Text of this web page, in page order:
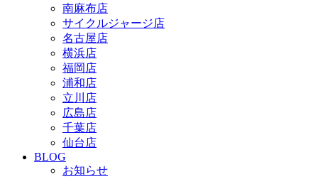
南麻布店
サイクルジャージ店
名古屋店
横浜店
福岡店
浦和店
立川店
広島店
千葉店
仙台店
BLOG
お知らせ